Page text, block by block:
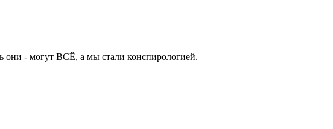
- могут ВСЁ, а мы стали конспирологией.